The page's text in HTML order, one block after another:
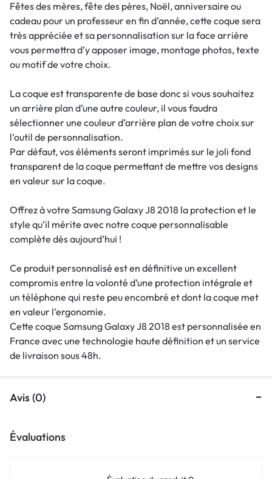
Fêtes des mères, fête des pères, Noël, anniversaire ou
cadeau pour un professeur en fin d’année, cette coque sera
très appréciée et sa personnalisation sur la face arrière
vous permettra d’y apposer image, montage photos, texte
ou motif de votre choix.
La coque est transparente de base donc si vous souhaitez
un arrière plan d’une autre couleur, il vous faudra
sélectionner une couleur d’arrière plan de votre choix sur
l’outil de personnalisation.
Par défaut, vos éléments seront imprimés sur le joli fond
transparent de la coque permettant de mettre vos designs
en valeur sur la coque.
Offrez à votre Samsung Galaxy J8 2018 la protection et le
style qu’il mérite avec notre coque personnalisable
complète dès aujourd’hui !
Ce produit personnalisé est en définitive un excellent
compromis entre la volonté d’une protection intégrale et
un téléphone qui reste peu encombré et dont la coque met
en valeur l’ergonomie.
Cette coque Samsung Galaxy J8 2018 est personnalisée en
France avec une technologie haute définition et un service
de livraison sous 48h.
Avis (0)
Évaluations